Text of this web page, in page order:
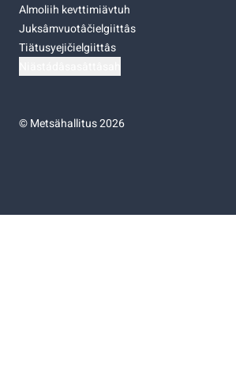
Almoliih kevttimiävtuh
Juksâmvuotâčielgiittâs
Tiätusyejičielgiittâs
©Metsähallitus 2026